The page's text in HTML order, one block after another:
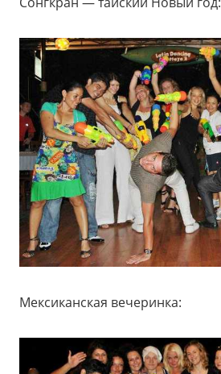
Мексиканская вечеринка: